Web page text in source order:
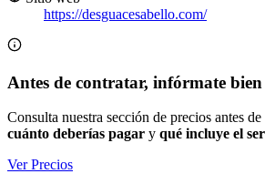
https://desguacesabello.com/
Antes de contratar, infórmate bien
Consulta nuestra sección de precios antes
cuánto deberías pagar y qué incluye el
Ver Precios